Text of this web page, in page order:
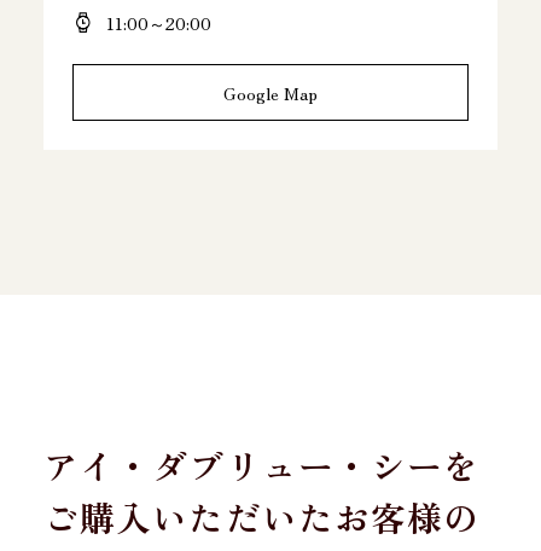
11:00～20:00
Google Map
アイ・ダブリュー・シーを
ご購入いただいたお客様の